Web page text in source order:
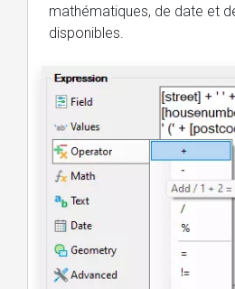
mathématiques, de date et
disponibles.